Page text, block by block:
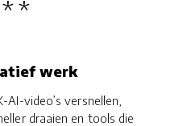
werk
video’s versnellen,
draaien en tools die